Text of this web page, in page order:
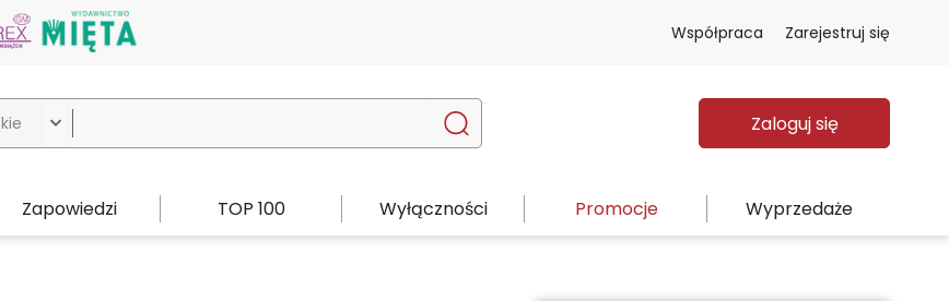
Współpraca Zarejestruj się
 Zaloguj się
Zapowiedzi TOP 100 Wyłączności Promocje Wyprzedaże